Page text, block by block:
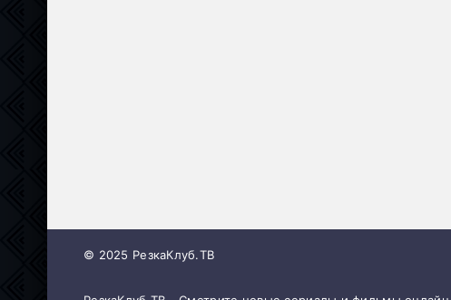
© 2025 РезкаКлуб.ТВ